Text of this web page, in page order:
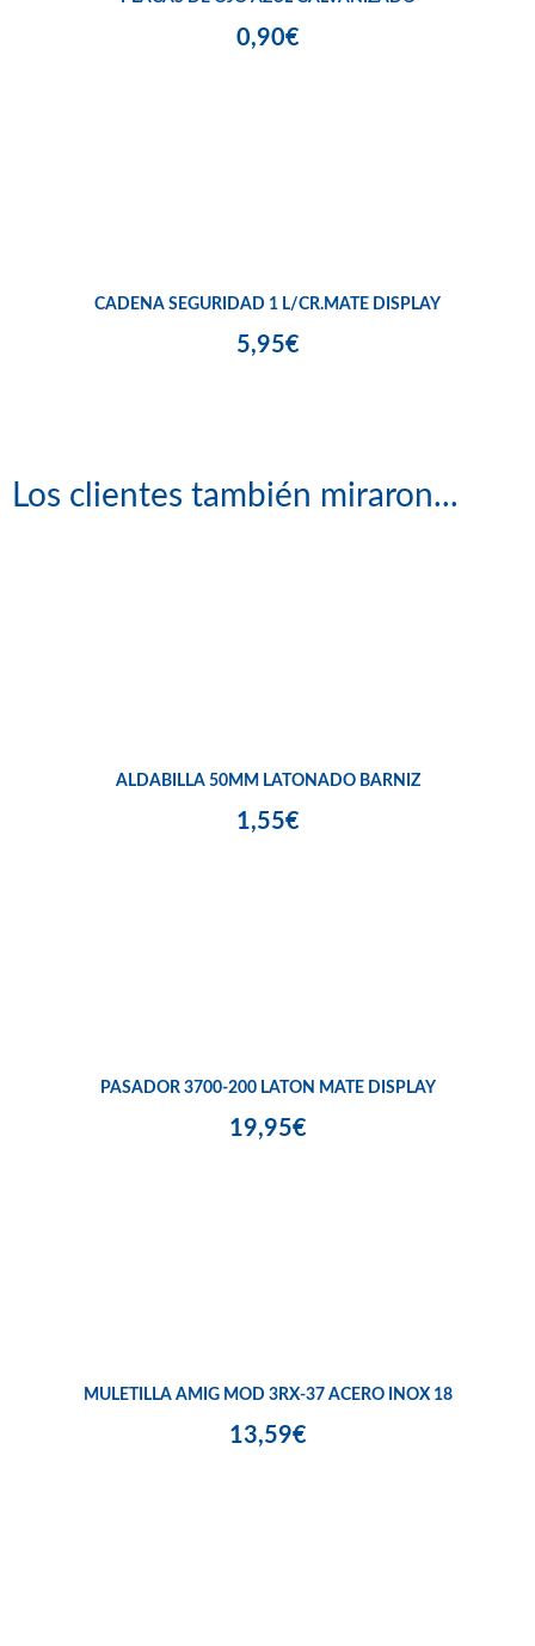
0,90€
CADENA SEGURIDAD 1 L/CR.MATE DISPLAY
5,95€
Los clientes también miraron...
ALDABILLA 50MM LATONADO BARNIZ
1,55€
PASADOR 3700-200 LATON MATE DISPLAY
19,95€
MULETILLA AMIG MOD 3RX-37 ACERO INOX 18
13,59€